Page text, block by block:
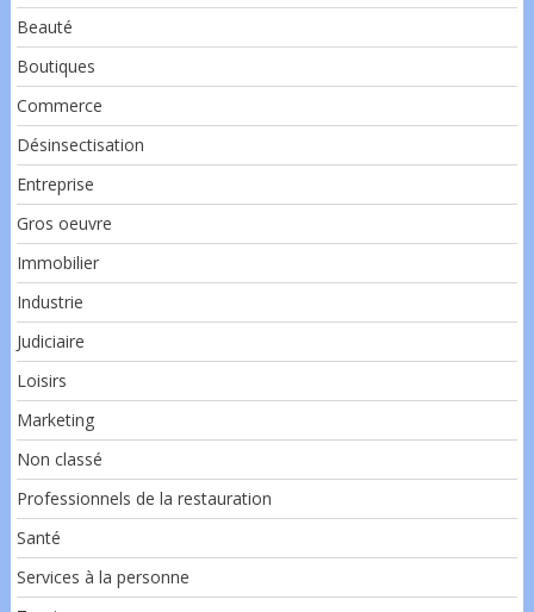
Beauté
Boutiques
Commerce
Désinsectisation
Entreprise
Gros oeuvre
Immobilier
Industrie
Judiciaire
Loisirs
Marketing
Non classé
Professionnels de la restauration
Santé
Services à la personne